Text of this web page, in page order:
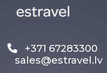
+371 67283300
sales@estravel.lv